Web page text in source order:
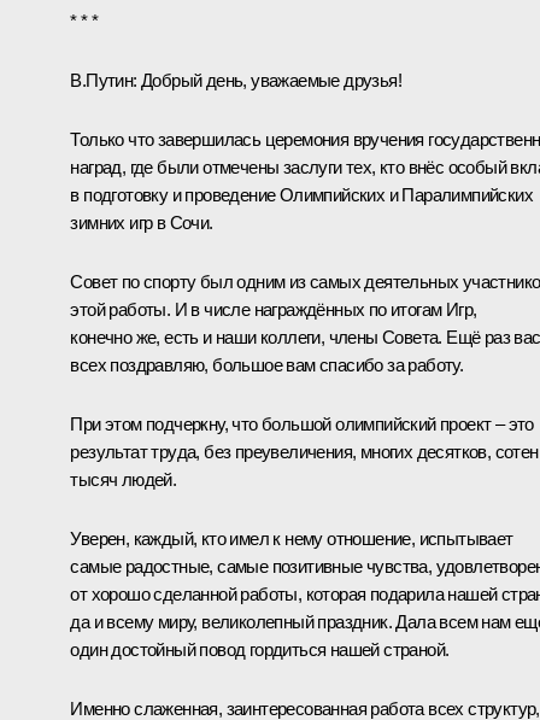
* * *
В.Путин: Добрый день, уважаемые друзья!
Только что завершилась церемония вручения
наград, где были отмечены заслуги тех, кто внёс особый
в подготовку и проведение Олимпийских и Паралимпийских
зимних игр в Сочи.
Совет по спорту был одним из самых деятельных
этой работы. И в числе награждённых по итогам Игр,
конечно же, есть и наши коллеги, члены Совета. Ещё раз вас
всех поздравляю, большое вам спасибо за работу.
При этом подчеркну, что большой олимпийский проект – это
результат труда, без преувеличения, многих десятков, сотен
тысяч людей.
Уверен, каждый, кто имел к нему отношение, испытывает
самые радостные, самые позитивные чувства,
от хорошо сделанной работы, которая подарила нашей
да и всему миру, великолепный праздник. Дала всем нам
один достойный повод гордиться нашей страной.
Именно слаженная, заинтересованная работа всех структур,